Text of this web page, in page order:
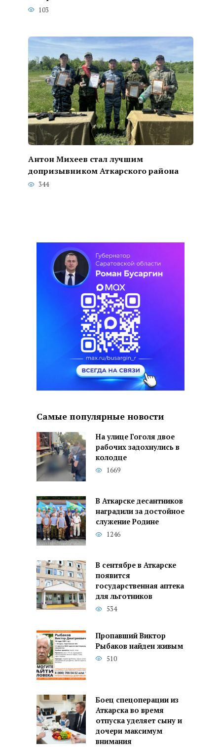
103
Антон Михеев стал лучшим
допризывником Аткарского района
344
Самые популярные новости
На улице Гоголя двое
рабочих задохнулись в
колодце
1669
В Аткарске десантников
наградили за достойное
служение Родине
1246
В сентябре в Аткарске
появится
государственная аптека
для льготников
534
Пропавший Виктор
Рыбаков найден живым
510
Боец спецоперации из
Аткарска во время
отпуска уделяет сыну и
дочери максимум
внимания